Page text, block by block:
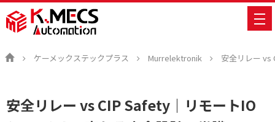
ケーメックステックプラス Murrelektronik 安全リレー vs
安全リレー vs CIP Safety｜リモートIO